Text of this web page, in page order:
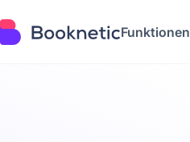
Funktionen